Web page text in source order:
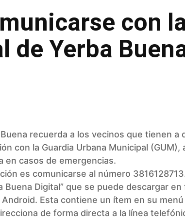
con
de Yerba
recuerda a los vecinos que tienen a
con la Guardia Urbana Municipal
en casos de emergencias.
es comunicarse al número
Buena Digital” que se puede descargar
Esta contiene un ítem en su
de forma directa a la línea